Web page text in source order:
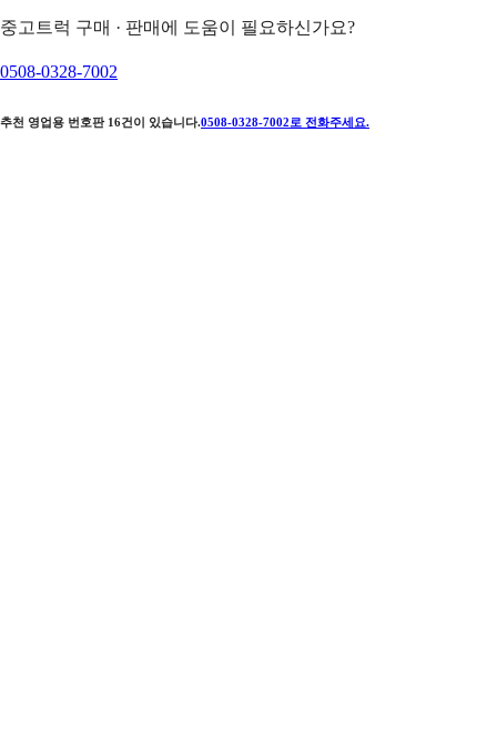
중고트럭 구매 · 판매에 도움이 필요하신가요?
0508-0328-7002
추천 영업용 번호판 16건이 있습니다.0508-0328-7002 로 전화주세요.